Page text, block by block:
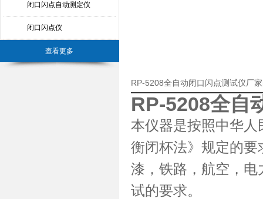
闭口闪点自动测定仪
闭口闪点仪
查看更多
RP-5208全自动闭口闪点测试仪厂
RP-5208全自
本仪器是按照中华人
衡闭杯法》规定的
漆，铁路，航空，
试的要求。